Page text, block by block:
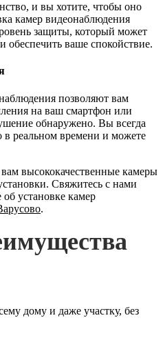
и вы хотите, чтобы оно
камер видеонаблюдения
защиты, который может
обеспечить ваше спокойствие.
позволяют вам
на ваш смартфон или
обнаружено. Вы всегда
в реальном времени и можете
высококачественные камеры
Свяжитесь с нами
установке камер
.
дому и даже участку, без